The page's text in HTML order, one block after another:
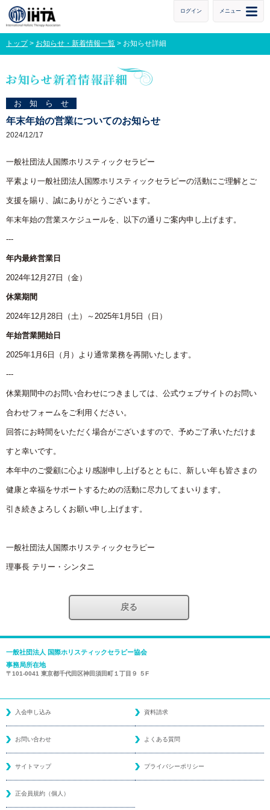
ログイン メニュー
トップ> お知らせ・新着情報一覧 > お知らせ詳細
お知らせ
年末年始の営業についてのお知らせ
2024/12/17
一般社団法人国際ホリスティックセラピー
平素より一般社団法人国際ホリスティックセラピーの活動にご理解とご
支援を賜り、誠にありがとうございます。
年末年始の営業スケジュールを、以下の通りご案内申し上げます。
---
年内最終営業日
2024年12月27日（金）
休業期間
2024年12月28日（土）～2025年1月5日（日）
年始営業開始日
2025年1月6日（月）より通常業務を再開いたします。
---
休業期間中のお問い合わせにつきましては、公式ウェブサイトのお問い
合わせフォームをご利用ください。
回答にお時間をいただく場合がございますので、予めご了承いただけま
すと幸いです。
本年中のご愛顧に心より感謝申し上げるとともに、新しい年も皆さまの
健康と幸福をサポートするための活動に尽力してまいります。
引き続きよろしくお願い申し上げます。
一般社団法人国際ホリスティックセラピー
理事長 テリー・シンタニ
戻る
一般社団法人 国際ホリスティックセラピー協会
事務局所在地
〒101-0041 東京都千代田区神田須田町１丁目９ ５F
入会申し込み 資料請求
お問い合わせ よくある質問
サイトマップ プライバシーポリシー
正会員規約（個人）